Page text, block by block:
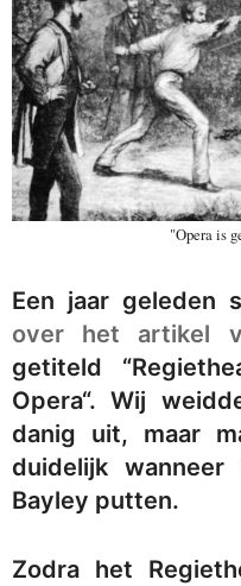
"Opera is
Een jaar geleden
over het artikel
getiteld
Opera“. Wij
danig uit, maar
duidelijk
Bayley putten.
Zodra het